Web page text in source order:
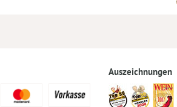
Auszeichnungen